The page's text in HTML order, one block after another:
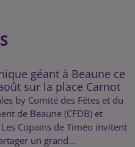
géant à Beaune ce
sur la place Carnot
by Comité des Fêtes et du
de Beaune (CFDB) et
Copains de Timéo invitent
un grand...